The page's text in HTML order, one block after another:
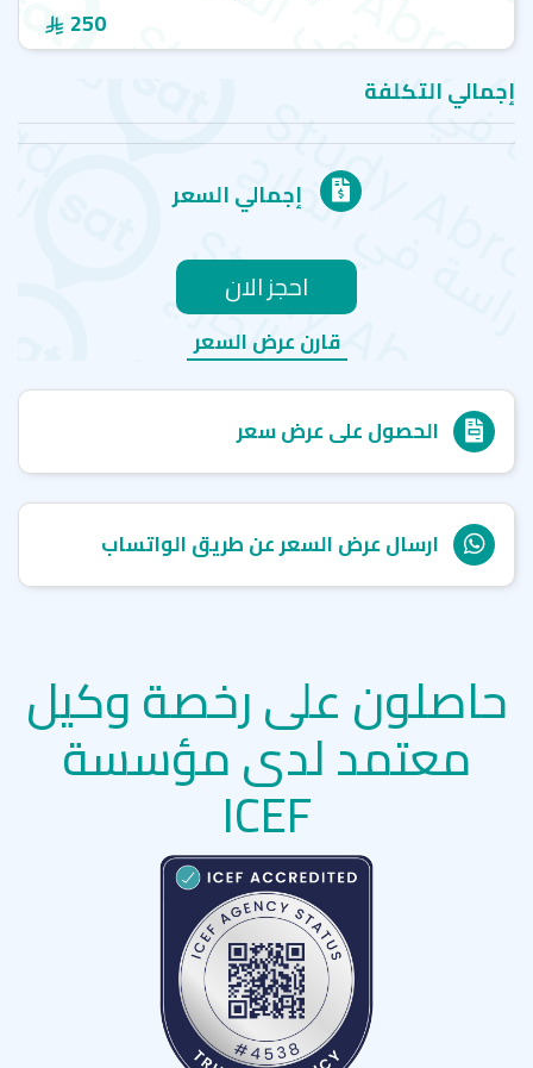
250
إجمالي التكلفة
إجمالي السعر
احجز الان
قارن عرض السعر
الحصول على عرض سعر
ارسال عرض السعر عن طريق الواتساب
حاصلون على رخصة وكيل
معتمد لدى مؤسسة
ICEF